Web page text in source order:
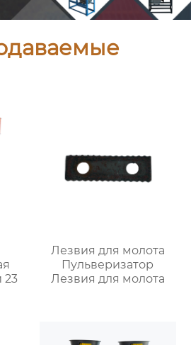
23
Лезвия для молота
Пульверизатор
Лезвия для молота